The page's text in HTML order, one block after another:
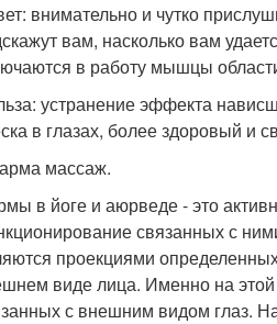
внимательно и чутко
вам, насколько вам
в работу мышцы
устранение эффекта
в глазах, более здоровый и
массаж.
в йоге и аюрведе - это
связанных с
проекциями
виде лица. Именно на
с внешним видом глаз.